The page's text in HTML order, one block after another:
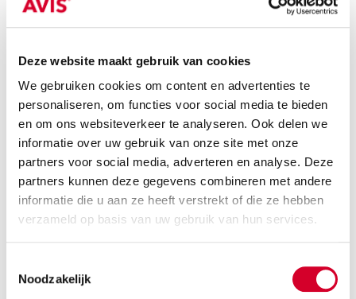
Deze website maakt gebruik van cookies
We gebruiken cookies om content en advertenties te
personaliseren, om functies voor social media te bieden
en om ons websiteverkeer te analyseren. Ook delen we
informatie over uw gebruik van onze site met onze
partners voor social media, adverteren en analyse. Deze
partners kunnen deze gegevens combineren met andere
informatie die u aan ze heeft verstrekt of die ze hebben
verzameld op basis van uw gebruik van hun services.
Noodzakelijk
op een flexibel en eerlijk contract én een betaalbare
auto. Na een maand is de Shortlease auto maandelijks
kan online geregeld worden.
Na 1 maand dagelijks opzegbaar
Geschikt voor de zakelijke rijder
Voordelige tarieven
Flexibel contract
24/7 gratis pechhulp in Europa
Geen levertijd, direct rijden